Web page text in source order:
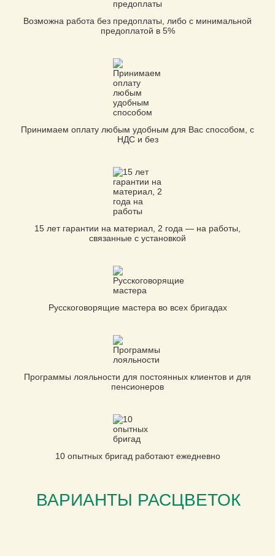
Возможна работа без предоплаты, либо с минимальной
предоплатой в 5%
Принимаем оплату любым удобным для Вас способом, с
НДС и без
15 лет гарантии на материал, 2 года — на работы,
связанные с установкой
Русскоговорящие мастера во всех бригадах
Программы лояльности для постоянных клиентов и для
пенсионеров
10 опытных бригад работают ежедневно
ВАРИАНТЫ РАСЦВЕТОК